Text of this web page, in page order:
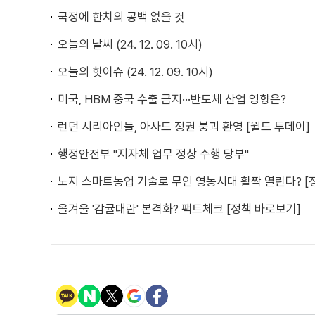
국정에 한치의 공백 없을 것
오늘의 날씨 (24. 12. 09. 10시)
오늘의 핫이슈 (24. 12. 09. 10시)
미국, HBM 중국 수출 금지···반도체 산업 영향은?
런던 시리아인들, 아사드 정권 붕괴 환영 [월드 투데이]
행정안전부 "지자체 업무 정상 수행 당부"
노지 스마트농업 기술로 무인 영농시대 활짝 열린다? [
올겨울 '감귤대란' 본격화? 팩트체크 [정책 바로보기]